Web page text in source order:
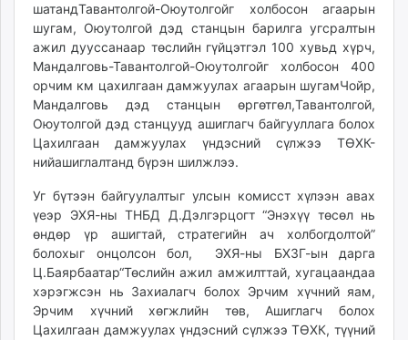
unuudur.mn
isee.mn
mglradio.com
fact.mn
itoim.mn
tumen.mn
shuum.mn
times.mn
tvmongolia.mn
mass.mn
unegui.mn
assa.mn
toim.mn
tac.mn
paparazzi.mn
шатандТавантолгой-Оюутолгойг холбосон агаарын
шугам, Оюутолгой дэд станцын барилга угсралтын
ажил дууссанаар төслийн гүйцэтгэл 100 хувьд хүрч,
Мандалговь-Тавантолгой-Оюутолгойг холбосон 400
орчим км цахилгаан дамжуулах агаарын шугамЧойр,
Мандалговь дэд станцын өргөтгөл,Тавантолгой,
Оюутолгой дэд станцууд ашиглагч байгууллага болох
Цахилгаан дамжуулах үндэсний сүлжээ ТӨХК-
нийашиглалтанд бүрэн шилжлээ.
Уг бүтээн байгуулалтыг улсын комисст хүлээн авах
үеэр ЭХЯ-ны ТНБД Д.Дэлгэрцогт “Энэхүү төсөл нь
өндөр үр ашигтай, стратегийн ач холбогдолтой”
болохыг онцолсон бол, ЭХЯ-ны БХЗГ-ын дарга
Ц.Баярбаатар“Төслийн ажил амжилттай, хугацаандаа
хэрэгжсэн нь Захиалагч болох Эрчим хүчний яам,
Эрчим хүчний хөгжлийн төв, Ашиглагч болох
Цахилгаан дамжуулах үндэсний сүлжээ ТӨХК, түүний